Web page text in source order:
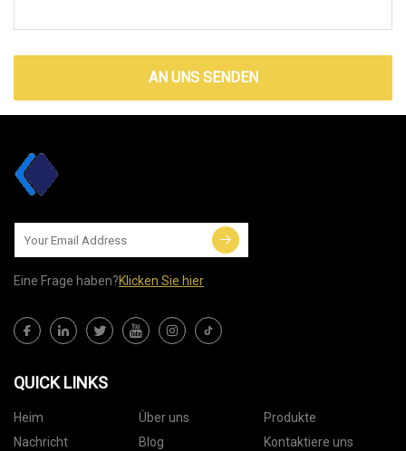
AN UNS SENDEN
Eine Frage haben?Klicken Sie hier
QUICK LINKS
Heim Über uns
Produkte
Nachricht
Blog
Kontaktiere uns